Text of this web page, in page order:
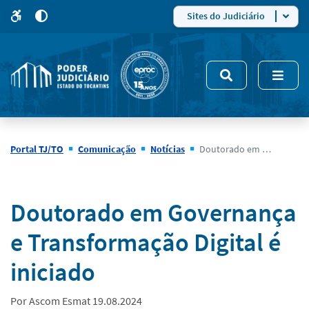
site
5
modo
de
alto
Sites do Judiciário
Portal TJ/TO Comunicação Notícias Doutorado em Governança e Transformação Digital é iniciado
Notícias
Doutorado em Governança
e Transformação Digital é
iniciado
Por Ascom Esmat 19.08.2024